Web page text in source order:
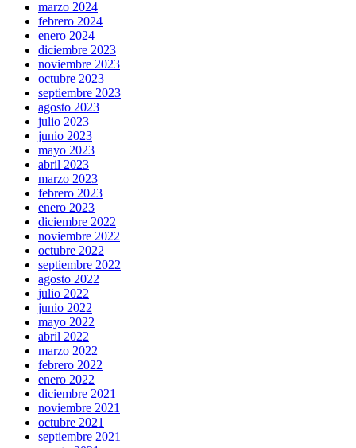
marzo 2024
febrero 2024
enero 2024
diciembre 2023
noviembre 2023
octubre 2023
septiembre 2023
agosto 2023
julio 2023
junio 2023
mayo 2023
abril 2023
marzo 2023
febrero 2023
enero 2023
diciembre 2022
noviembre 2022
octubre 2022
septiembre 2022
agosto 2022
julio 2022
junio 2022
mayo 2022
abril 2022
marzo 2022
febrero 2022
enero 2022
diciembre 2021
noviembre 2021
octubre 2021
septiembre 2021